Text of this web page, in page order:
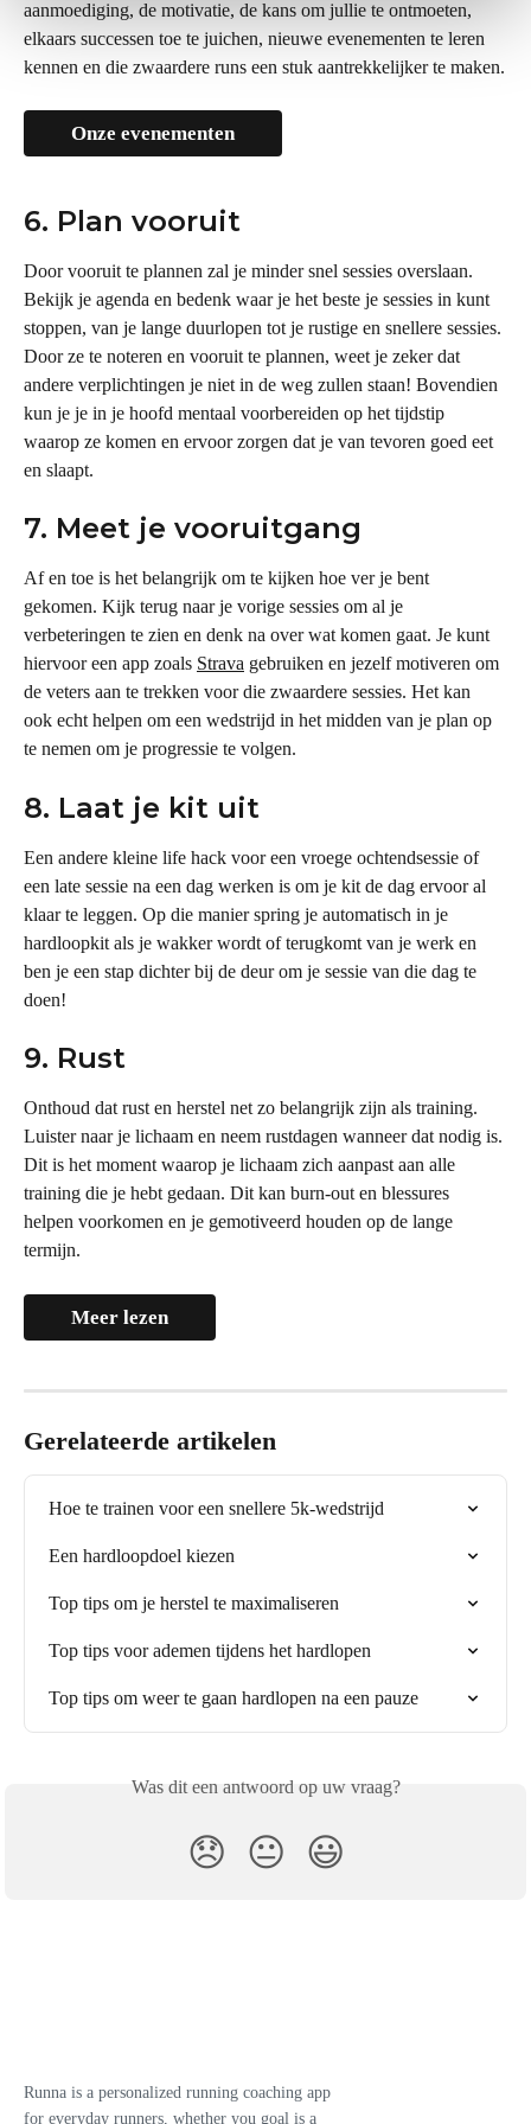
aanmoediging, de motivatie, de kans om jullie te ontmoeten,
elkaars successen toe te juichen, nieuwe evenementen te leren
kennen en die zwaardere runs een stuk aantrekkelijker te maken.
Onze evenementen
6. Plan vooruit
Door vooruit te plannen zal je minder snel sessies overslaan.
Bekijk je agenda en bedenk waar je het beste je sessies in kunt
stoppen, van je lange duurlopen tot je rustige en snellere sessies.
Door ze te noteren en vooruit te plannen, weet je zeker dat
andere verplichtingen je niet in de weg zullen staan! Bovendien
kun je je in je hoofd mentaal voorbereiden op het tijdstip
waarop ze komen en ervoor zorgen dat je van tevoren goed eet
en slaapt.
7. Meet je vooruitgang
Af en toe is het belangrijk om te kijken hoe ver je bent
gekomen. Kijk terug naar je vorige sessies om al je
verbeteringen te zien en denk na over wat komen gaat. Je kunt
hiervoor een app zoals Strava gebruiken en jezelf motiveren om
de veters aan te trekken voor die zwaardere sessies. Het kan
ook echt helpen om een wedstrijd in het midden van je plan op
te nemen om je progressie te volgen.
8. Laat je kit uit
Een andere kleine life hack voor een vroege ochtendsessie of
een late sessie na een dag werken is om je kit de dag ervoor al
klaar te leggen. Op die manier spring je automatisch in je
hardloopkit als je wakker wordt of terugkomt van je werk en
ben je een stap dichter bij de deur om je sessie van die dag te
doen!
9. Rust
Onthoud dat rust en herstel net zo belangrijk zijn als training.
Luister naar je lichaam en neem rustdagen wanneer dat nodig is.
Dit is het moment waarop je lichaam zich aanpast aan alle
training die je hebt gedaan. Dit kan burn-out en blessures
helpen voorkomen en je gemotiveerd houden op de lange
termijn.
Meer lezen
Gerelateerde artikelen
Hoe te trainen voor een snellere 5k-wedstrijd
Een hardloopdoel kiezen
Top tips om je herstel te maximaliseren
Top tips voor ademen tijdens het hardlopen
Top tips om weer te gaan hardlopen na een pauze
Was dit een antwoord op uw vraag?
😞 😐 😃
Runna is a personalized running coaching app
for everyday runners, whether you goal is a